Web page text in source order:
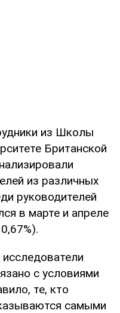
из Школы
Британской
из различных
руководителей
в марте и апреле
с условиями
те, кто
самыми